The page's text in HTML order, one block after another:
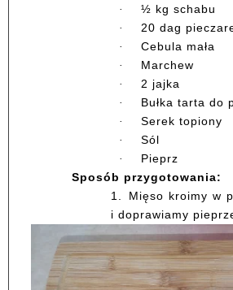
· ½ kg schabu
· 20 dag
· Cebula mała
· Marchew
· 2 jajka
· Bułka tarta do
· Serek topiony
· Sól
·
Pieprz
Sposób przygotowania:
1.
Mięso kroimy w
i doprawiamy